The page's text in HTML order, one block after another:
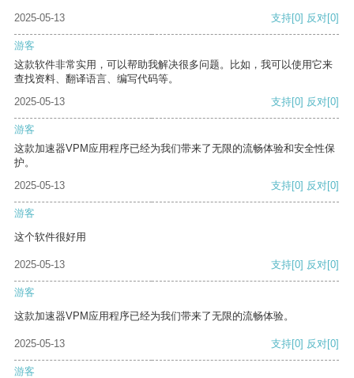
2025-05-13 支持[0] 反对[0]
游客
这款软件非常实用，可以帮助我解决很多问题。比如，我可以使用它来
查找资料、翻译语言、编写代码等。
2025-05-13
支持[0] 反对[0]
游客
这款加速器VPM应用程序已经为我们带来了无限的流畅体验和安全性保
护。
2025-05-13
支持[0] 反对[0]
游客
这个软件很好用
2025-05-13 支持[0] 反对[0]
游客
这款加速器VPM应用程序已经为我们带来了无限的流畅体验。
2025-05-13 支持[0] 反对[0]
游客